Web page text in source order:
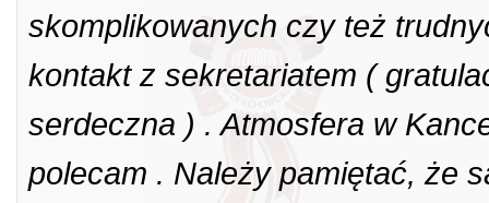
skomplikowanych czy też
kontakt z sekretariatem (
serdeczna ) . Atmosfera w
polecam . Należy pamiętać, że